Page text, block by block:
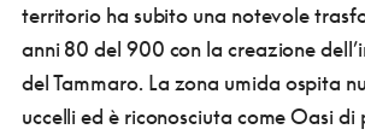
territorio ha subito una notevole
anni 80 del 900 con la creazione
del Tammaro. La zona umida ospita
uccelli ed è riconosciuta come Oasi di